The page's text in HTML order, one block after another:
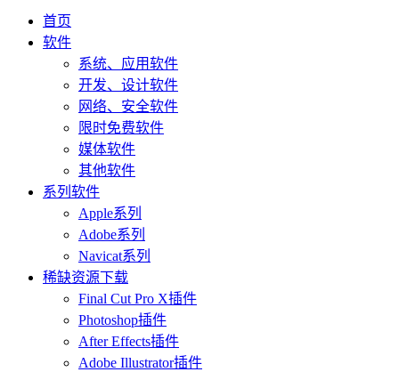
首页
软件
系统、应用软件
开发、设计软件
网络、安全软件
限时免费软件
媒体软件
其他软件
系列软件
Apple系列
Adobe系列
Navicat系列
稀缺资源下载
Final Cut Pro X插件
Photoshop插件
After Effects插件
Adobe Illustrator插件